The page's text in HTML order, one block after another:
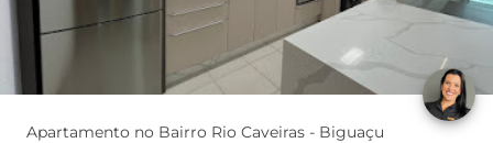
Apartamento no Bairro Rio Caveiras - Biguaçu